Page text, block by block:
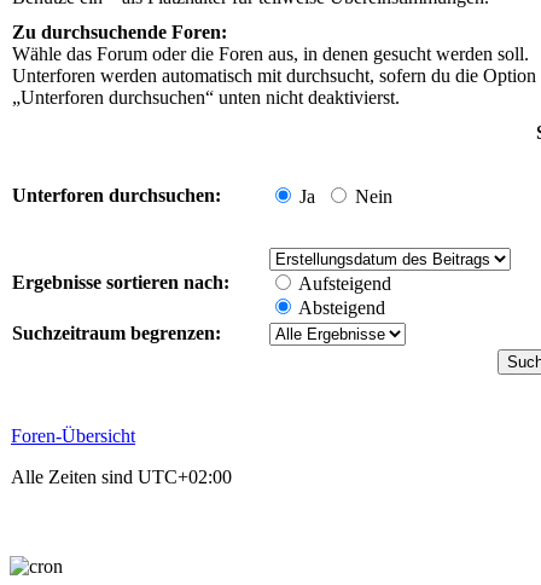
Zu durchsuchende Foren:
Wähle das Forum oder die Foren aus, in denen gesucht werden soll.
Unterforen werden automatisch mit durchsucht, sofern du die Option
„Unterforen durchsuchen“ unten nicht deaktivierst.
Unterforen durchsuchen: Ja Nein
Ergebnisse sortieren nach:
Aufsteigend
Absteigend
Suchzeitraum begrenzen:
Foren-Übersicht
Alle Zeiten sind UTC+02:00